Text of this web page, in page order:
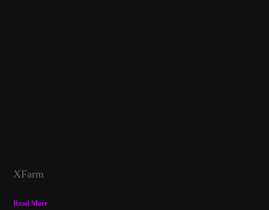
XFarm
Read More